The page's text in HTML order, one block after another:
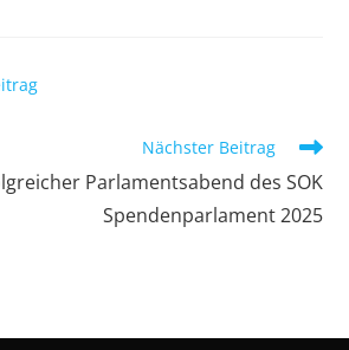
Nächster Beitrag
Parlamentsabend des SOK
Spendenparlament 2025